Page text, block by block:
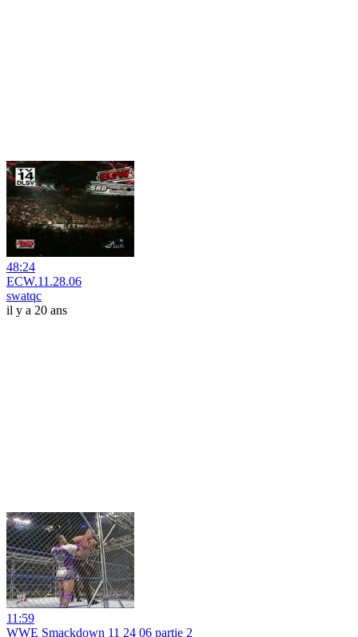
48:24
ECW.11.28.06
swatqc
il y a 20 ans
11:59
WWE Smackdown 11 24 06 partie 2